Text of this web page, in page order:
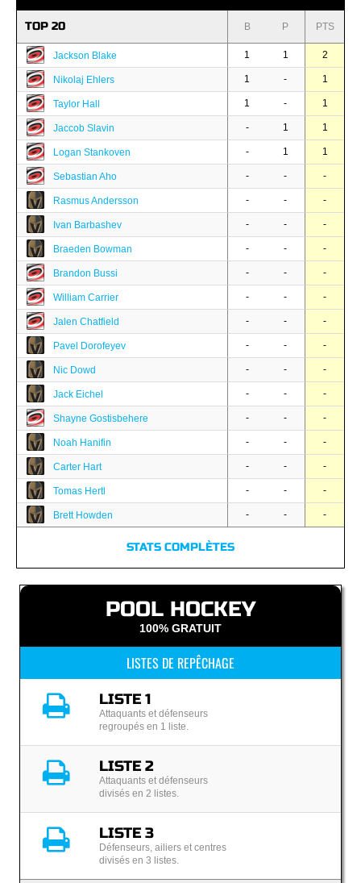
TOP 20 B P PTS
Jackson Blake 1 1 2
Nikolaj Ehlers 1 - 1
Taylor Hall 1 - 1
Jaccob Slavin - 1 1
Logan Stankoven - 1 1
Sebastian Aho - - -
Rasmus Andersson - - -
Ivan Barbashev - - -
Braeden Bowman - - -
Brandon Bussi - - -
William Carrier - - -
Jalen Chatfield - - -
Pavel Dorofeyev - - -
Nic Dowd - - -
Jack Eichel - - -
Shayne Gostisbehere - - -
Noah Hanifin - - -
Carter Hart - - -
Tomas Hertl - - -
Brett Howden - - -
STATS COMPLÈTES
POOL HOCKEY
100% GRATUIT
LISTES DE REPÊCHAGE
LISTE 1
Attaquants et défenseurs
regroupés en 1 liste.
LISTE 2
Attaquants et défenseurs
divisés en 2 listes.
LISTE 3
Défenseurs, ailiers et centres
divisés en 3 listes.